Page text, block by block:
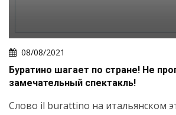
08/08/2021
Буратино шагает по стране! Не
замечательный спектакль!
Слово il burattino на итальянском